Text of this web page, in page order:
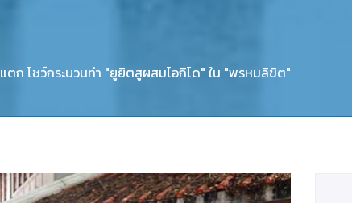
ก โชว์กระบวนท่า "ยูยิตสูผสมไอกิโด" ใน "พรหมลิขิต"